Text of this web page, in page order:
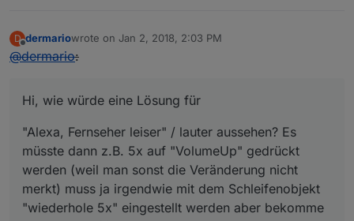
D
Offline
dermariowrote on Jan 2, 2018, 2:03 PM
last edited by
@dermario:
Hi, wie würde eine Lösung für
"Alexa, Fernseher leiser" / lauter aussehen? Es
müsste dann z.B. 5x auf "VolumeUp" gedrückt
werden (weil man sonst die Veränderung nicht
merkt) muss ja irgendwie mit dem Schleifenobjekt
"wiederhole 5x" eingestellt werden aber bekomme